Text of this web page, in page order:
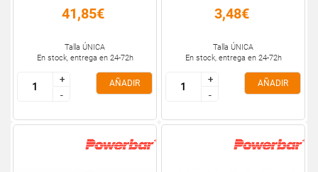
41,85€
Talla ÚNICA
En stock, entrega en 24-72h
+
-
+
-
AÑADIR
3,48€
Talla ÚNICA
En stock, entrega en 24-72h
+
-
+
-
AÑADIR